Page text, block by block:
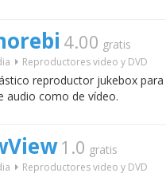
4.00 gratis
Reproductores video y DVD
reproductor jukebox
audio como de vídeo.
1.0 gratis
Reproductores video y DVD